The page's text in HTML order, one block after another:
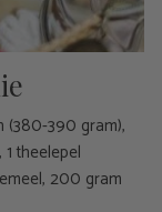
(380-390 gram),
theelepel
200 gram